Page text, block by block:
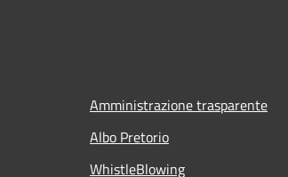
Amministrazione trasparente
Albo Pretorio
WhistleBlowing